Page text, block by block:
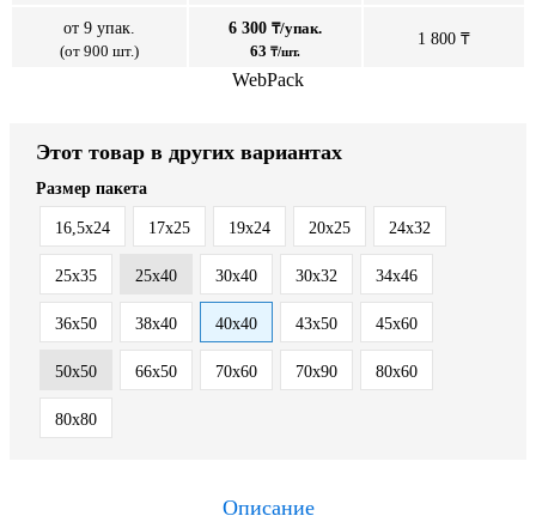
от 9 упак.
(от 900 шт.)
6 300 ₸/упак.
63 ₸/шт.
1 800 ₸
WebPack
Этот товар в других вариантах
Размер пакета
16,5х24 17x25 19х24 20x25 24х32
25x35 25x40 30x40 30х32 34х46
36х50 38х40 40x40 43х50 45x60
50x50 66х50 70x60 70х90 80х60
80х80
Описание